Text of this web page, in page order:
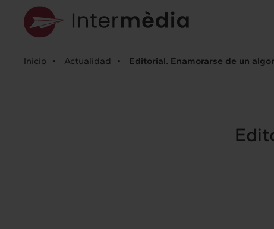
Inicio Actualidad Editorial. Enamorarse de un